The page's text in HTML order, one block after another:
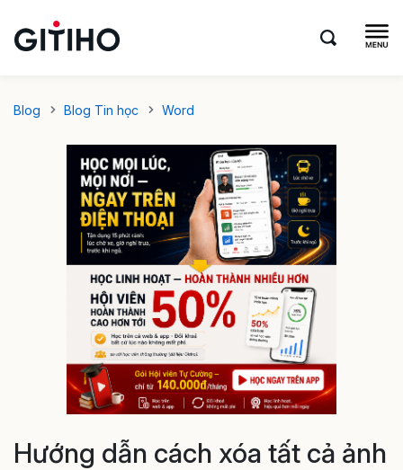
Blog Blog Tin học Word
Hướng dẫn cách xóa tất cả ảnh